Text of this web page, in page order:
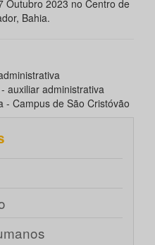
Outubro 2023 no Centro de
Bahia.
auxiliar administrativa
- Campus de São Cristóvão